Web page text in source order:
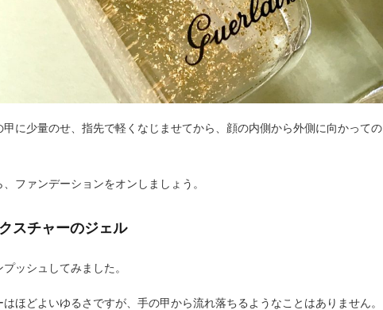
に少量のせ、指先で軽くなじませてから、顔の内側から外側に向かっての
ファンデーションをオンしましょう。
スチャーのジェル
ッシュしてみました。
ほどよいゆるさですが、手の甲から流れ落ちるようなことはありません。